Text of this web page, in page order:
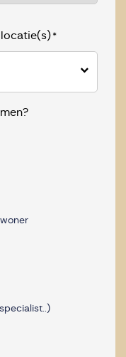
locatie(s) *